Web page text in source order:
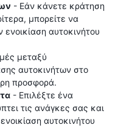
- Εάν κάνετε κράτηση
μπορείτε να
αυτοκινήτου
μεταξύ
αυτοκινήτων στο
προσφορά.
- Επιλέξτε ένα
τις ανάγκες σας και
αυτοκινήτου